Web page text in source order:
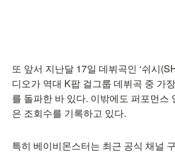
또 앞서 지난달 17일 데뷔곡인 ‘쉬시
디오가 역대 K팝 걸그룹 데뷔곡 중 가
를 돌파한 바 있다. 이밖에도 퍼포먼스
은 조회수를 기록하고 있다.
특히 베이비몬스터는 최근 공식 채널